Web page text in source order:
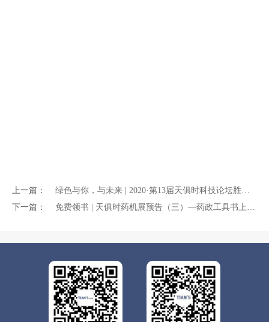
上一篇：
下一篇：